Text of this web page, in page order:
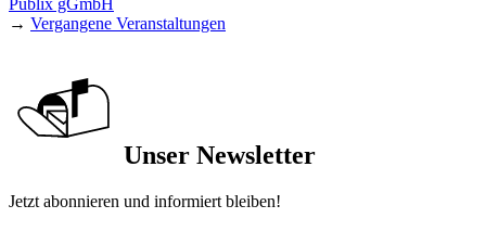
Publix gGmbH
→ Vergangene Veranstaltungen
Unser Newsletter
Jetzt abonnieren und informiert bleiben!